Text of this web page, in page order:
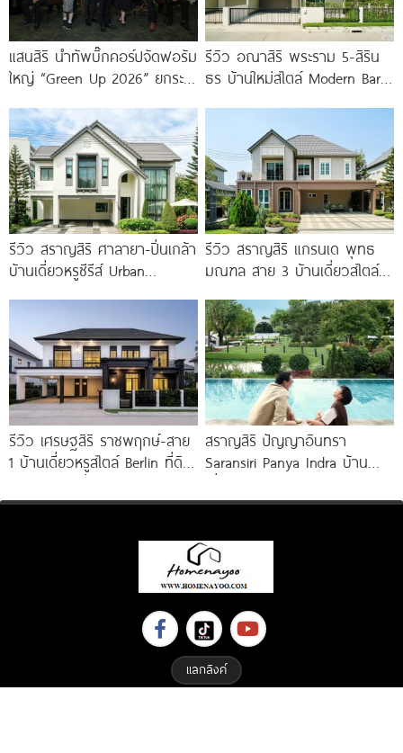
แสนสิริ นำทัพบิ๊กคอร์ปจัดฟอรัม
ใหญ่ “Green Up 2026” ยกระ
Thailand Taxonomy
รีวิว อณาสิริ พระราม 5-สิริน
ธร บ้านใหม่สไตล์ Modern Barn
รีวิว สราญสิริ ศาลายา-ปิ่นเกล้า
บ้านเดี่ยวหรูซีรีส์ Urban
ใหญ่
รีวิว สราญสิริ แกรนเด พุทธ
มณฑล สาย 3 บ้านเดี่ยวสไตล์
รีวิว เศรษฐสิริ ราชพฤกษ์-สาย
1 บ้านเดี่ยวหรูสไตล์ Berlin ที่ดิน
สราญสิริ ปัญญาอินทรา
Saransiri Panya Indra บ้าน
รร.สาธิตพัฒนา
แลกลิงค์